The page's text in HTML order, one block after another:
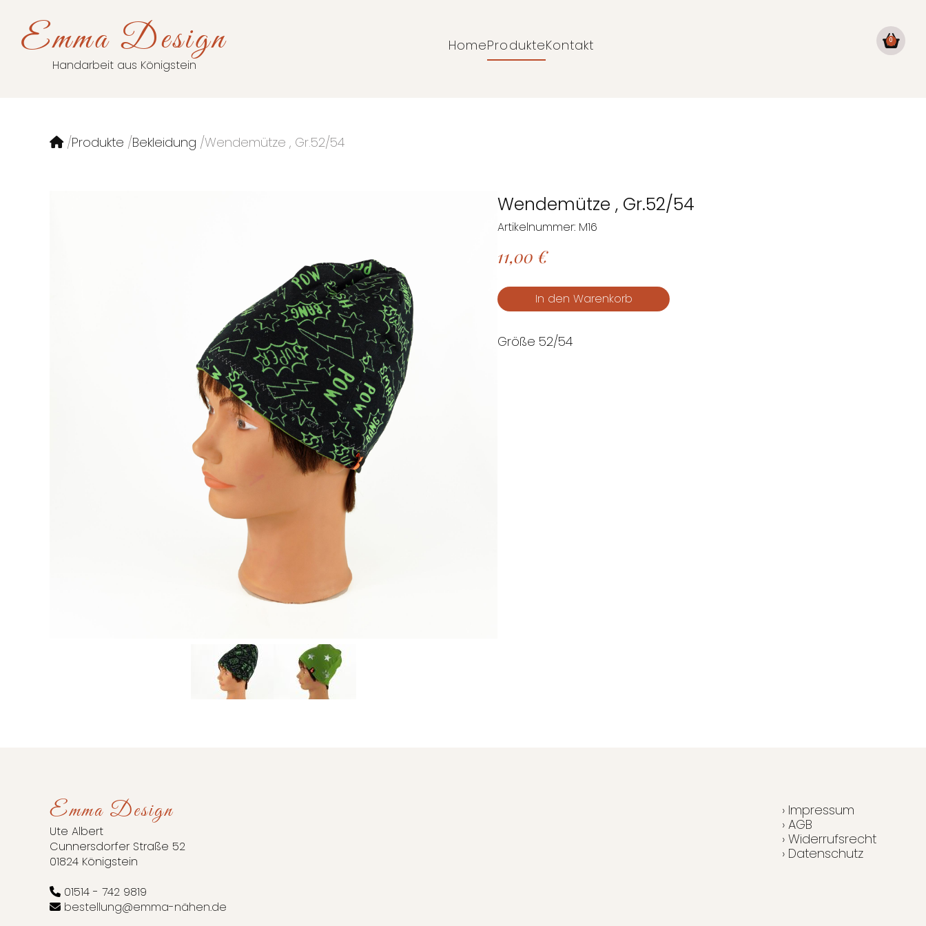
Emma Design
Handarbeit aus Königstein
Navigation
überspringen
HomeProdukteKontakt 0
Produkte Bekleidung Wendemütze , Gr.52/54
Wendemütze , Gr.52/54
Artikelnummer: M16
11,00 €
Größe 52/54
Emma Design
Ute Albert
Cunnersdorfer Straße 52
01824 Königstein
01514 - 742 9819
bestellung@emma-nähen.de
› Impressum
› AGB
› Widerrufsrecht
› Datenschutz